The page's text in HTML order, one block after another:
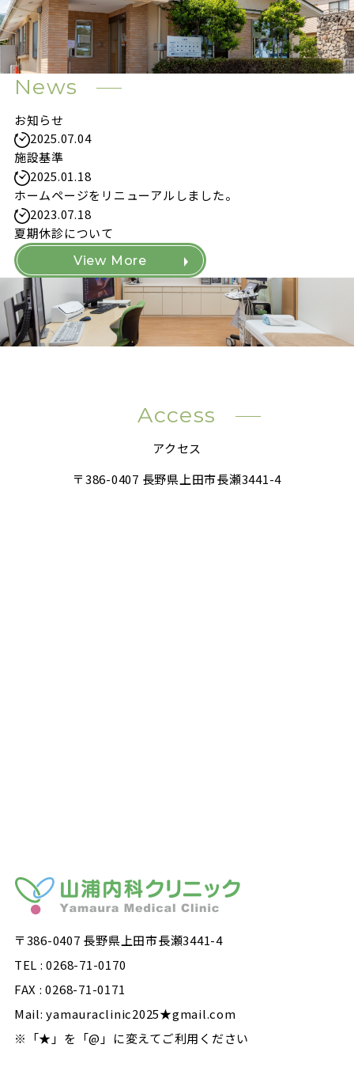
News
お知らせ
2025.07.04
施設基準
2025.01.18
ホームページをリニューアルしました。
2023.07.18
夏期休診について
View More
Access
アクセス
〒386-0407 長野県上田市長瀬3441-4
〒386-0407 長野県上田市長瀬3441-4
TEL : 0268-71-0170
FAX : 0268-71-0171
Mail: yamauraclinic2025★gmail.com
※「★」を「@」に変えてご利用ください